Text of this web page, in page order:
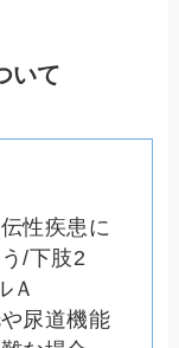
いて
性疾患に
/下肢2
Ａ
尿道機能